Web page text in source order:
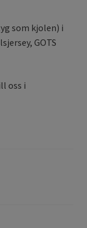
som kjolen) i
GOTS
oss i